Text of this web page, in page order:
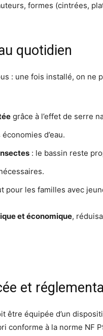
formes (cintrées,
quotidien
: une fois installé, on ne
grâce à l’effet de serre
d’eau.
: le bassin reste
pour les familles avec
et économique,
et
être équipée d’un
conforme à la norme NF